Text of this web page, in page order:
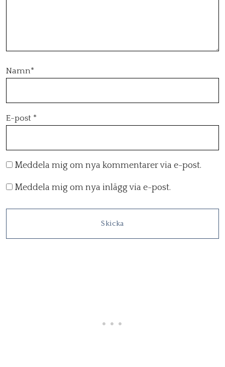
Namn*
E-post *
Meddela mig om nya kommentarer via e-post.
Meddela mig om nya inlägg via e-post.